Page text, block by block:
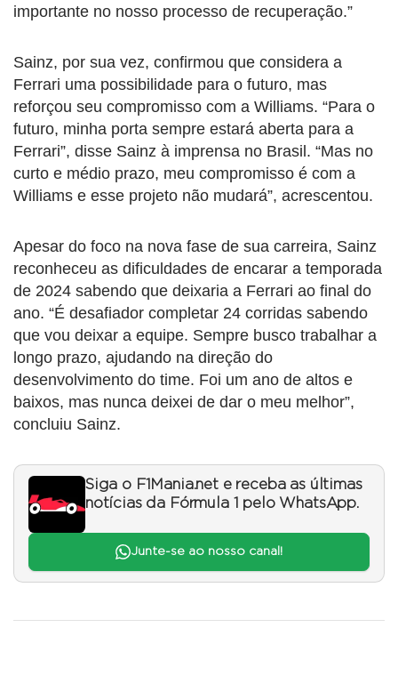
importante no nosso processo de recuperação.”
Sainz, por sua vez, confirmou que considera a
Ferrari uma possibilidade para o futuro, mas
reforçou seu compromisso com a Williams. “Para o
futuro, minha porta sempre estará aberta para a
Ferrari”, disse Sainz à imprensa no Brasil. “Mas no
curto e médio prazo, meu compromisso é com a
Williams e esse projeto não mudará”, acrescentou.
Apesar do foco na nova fase de sua carreira, Sainz
reconheceu as dificuldades de encarar a temporada
de 2024 sabendo que deixaria a Ferrari ao final do
ano. “É desafiador completar 24 corridas sabendo
que vou deixar a equipe. Sempre busco trabalhar a
longo prazo, ajudando na direção do
desenvolvimento do time. Foi um ano de altos e
baixos, mas nunca deixei de dar o meu melhor”,
concluiu Sainz.
Siga o F1Mania.net e receba as últimas
notícias da Fórmula 1 pelo WhatsApp.
Junte-se ao nosso canal!